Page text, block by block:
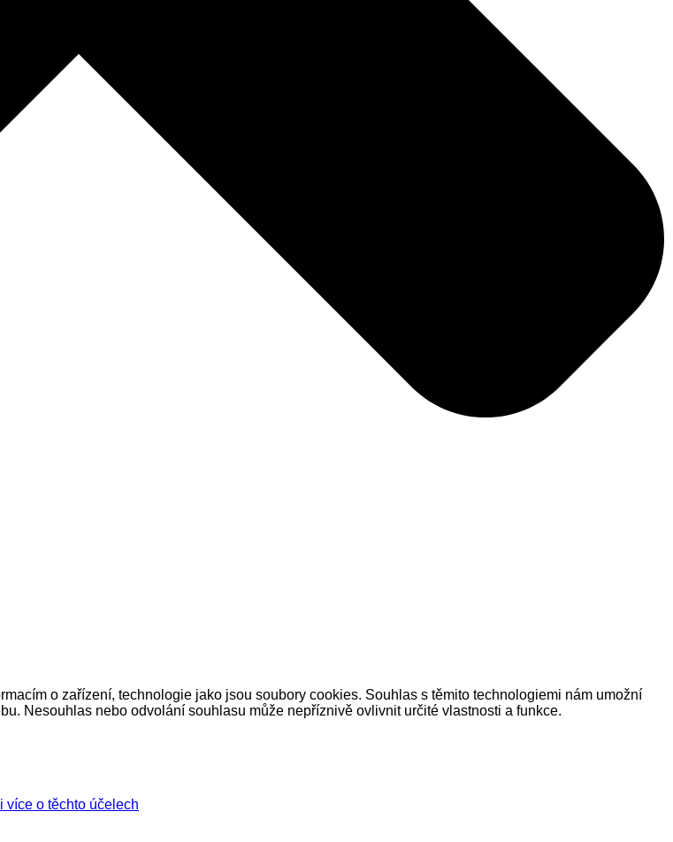
o zařízení, technologie jako jsou soubory cookies. Souhlas s těmito technologiemi nám umožní
Nesouhlas nebo odvolání souhlasu může nepříznivě ovlivnit určité vlastnosti a funkce.
více o těchto účelech